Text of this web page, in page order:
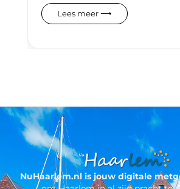
Lees meer ⟶
NuHaarlem.nl is jouw digitale